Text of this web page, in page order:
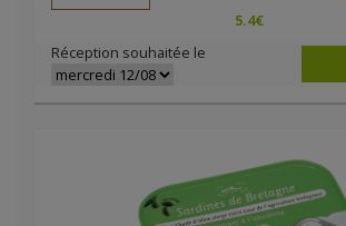
5.4€
Réception souhaitée le